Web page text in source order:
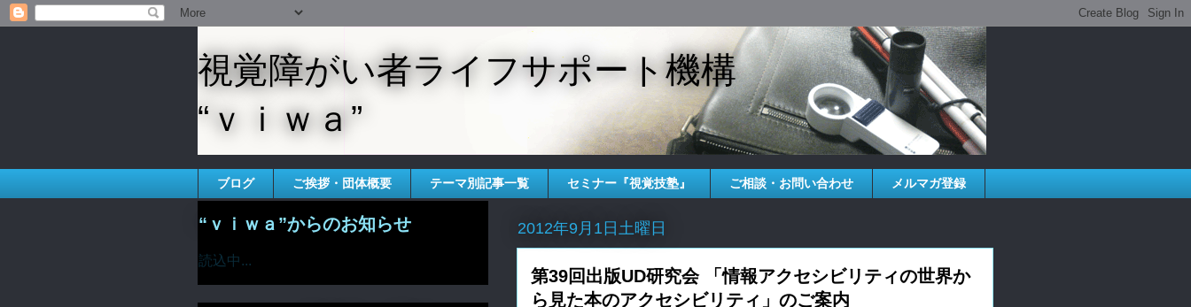
視覚障がい者ライフサポート機構
“ｖｉｗａ”
ブログ ご挨拶・団体概要 テーマ別記事一覧 セミナー『視覚技塾』 ご相談・お問い合わせ メルマガ登録
2012年9月1日土曜日
第39回出版UD研究会 「情報アクセシビリティの世界か
ら見た本のアクセシビリティ」のご案内
“ｖｉｗａ”からのお知らせ
読込中...